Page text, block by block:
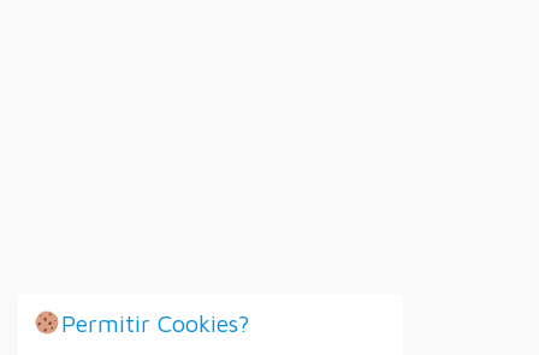
Permitir Cookies?